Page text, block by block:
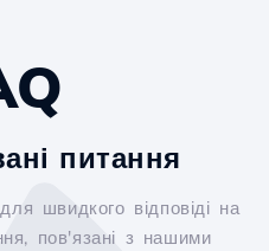
питання
швидкого відповіді на
пов'язані з нашими